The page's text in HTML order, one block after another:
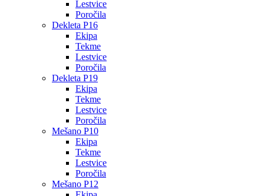
Lestvice
Poročila
Dekleta P16
Ekipa
Tekme
Lestvice
Poročila
Dekleta P19
Ekipa
Tekme
Lestvice
Poročila
Mešano P10
Ekipa
Tekme
Lestvice
Poročila
Mešano P12